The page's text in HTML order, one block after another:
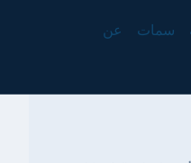
سمات
عن